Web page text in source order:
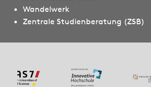
Wandelwerk
Zentrale Studienberatung (ZSB)